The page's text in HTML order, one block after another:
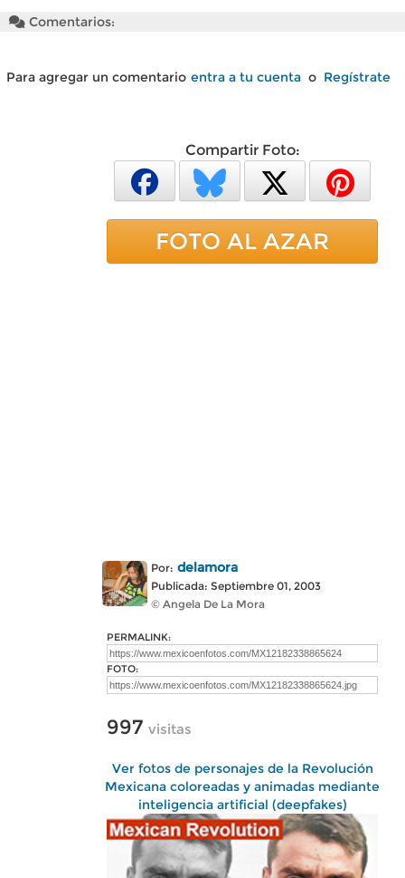
Comentarios:
Para agregar un comentario entra a tu cuenta o Regístrate
Compartir Foto:
FOTO AL AZAR
Por: delamora
Publicada: Septiembre 01, 2003
© Angela De La Mora
PERMALINK:
FOTO:
997 visitas
Ver fotos de personajes de la Revolución
Mexicana coloreadas y animadas mediante
inteligencia artificial (deepfakes)